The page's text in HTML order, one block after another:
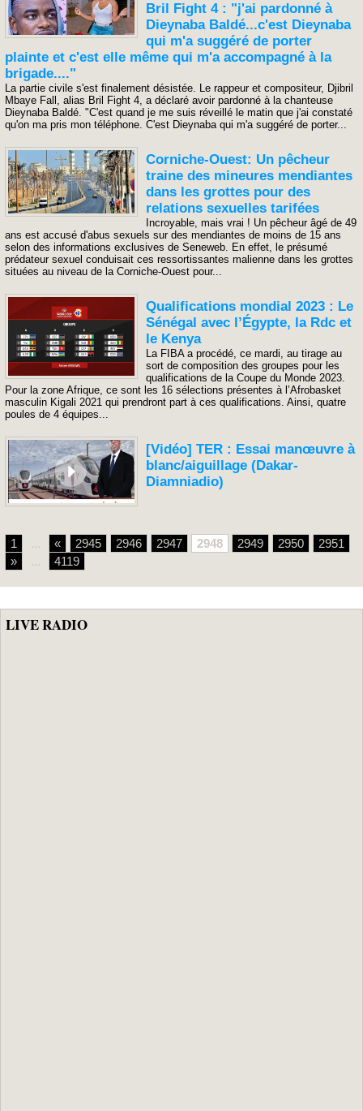
Bril Fight 4 : "j'ai pardonné à
Dieynaba Baldé...c'est Dieynaba
qui m'a suggéré de porter
plainte et c'est elle même qui m'a accompagné à la
brigade...."
La partie civile s'est finalement désistée. Le rappeur et compositeur, Djibril
Mbaye Fall, alias Bril Fight 4, a déclaré avoir pardonné à la chanteuse
Dieynaba Baldé. "C'est quand je me suis réveillé le matin que j'ai constaté
qu'on ma pris mon téléphone. C'est Dieynaba qui m'a suggéré de porter...
Corniche-Ouest: Un pêcheur
traine des mineures mendiantes
dans les grottes pour des
relations sexuelles tarifées
Incroyable, mais vrai ! Un pêcheur âgé de 49
ans est accusé d'abus sexuels sur des mendiantes de moins de 15 ans
selon des informations exclusives de Seneweb. En effet, le présumé
prédateur sexuel conduisait ces ressortissantes malienne dans les grottes
situées au niveau de la Corniche-Ouest pour...
Qualifications mondial 2023 : Le
Sénégal avec l’Égypte, la Rdc et
le Kenya
La FIBA a procédé, ce mardi, au tirage au
sort de composition des groupes pour les
qualifications de la Coupe du Monde 2023.
Pour la zone Afrique, ce sont les 16 sélections présentes à l’Afrobasket
masculin Kigali 2021 qui prendront part à ces qualifications. Ainsi, quatre
poules de 4 équipes...
[Vidéo] TER : Essai manœuvre à
blanc/aiguillage (Dakar-
Diamniadio)
1 « 2945 2946 2947 2948 2949 2950
2951
»
4119
LIVE RADIO